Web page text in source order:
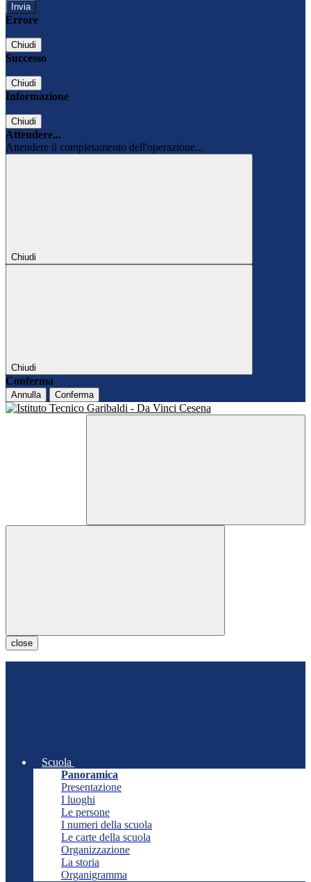
Errore
Chiudi
Successo
Chiudi
Informazione
Chiudi
Attendere...
Attendere il completamento dell'operazione...
Chiudi
Chiudi
Conferma
Annulla Conferma
close
Scuola
Panoramica
Presentazione
I luoghi
Le persone
I numeri della scuola
Le carte della scuola
Organizzazione
La storia
Organigramma